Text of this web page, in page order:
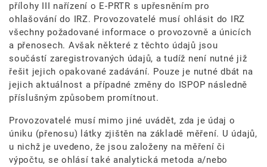
přílohy III nařízení o E-PRTR s upřesněním pro
ohlašování do IRZ. Provozovatelé musí ohlásit do IRZ
všechny požadované informace o provozovně a únicích
a přenosech. Avšak některé z těchto údajů jsou
součástí zaregistrovaných údajů, a tudíž není nutné již
řešit jejich opakované zadávání. Pouze je nutné dbát na
jejich aktuálnost a případné změny do ISPOP následně
příslušným způsobem promítnout.
Provozovatelé musí mimo jiné uvádět, zda je údaj o
úniku (přenosu) látky zjištěn na základě měření. U údajů,
u nichž je uvedeno, že jsou založeny na měření či
výpočtu, se ohlásí také analytická metoda a/nebo